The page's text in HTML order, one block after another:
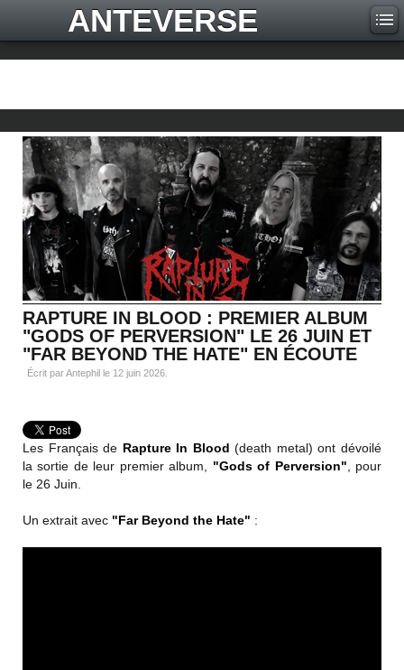
ANTEVERSE
RAPTURE IN BLOOD : PREMIER ALBUM
"GODS OF PERVERSION" LE 26 JUIN ET
"FAR BEYOND THE HATE" EN ÉCOUTE
Écrit par Antephil le 12 juin 2026
Les Français de Rapture In Blood (death metal) ont dévoilé
la sortie de leur premier album, "Gods of Perversion" , pour
le 26 Juin.
Un extrait avec "Far Beyond the Hate" :